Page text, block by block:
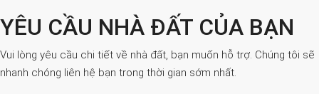
YÊU CẦU NHÀ ĐẤT CỦA BẠN
Vui lòng yêu cầu chi tiết về nhà đất, bạn muốn hỗ trợ. Chúng tôi sẽ
nhanh chóng liên hệ bạn trong thời gian sớm nhất.